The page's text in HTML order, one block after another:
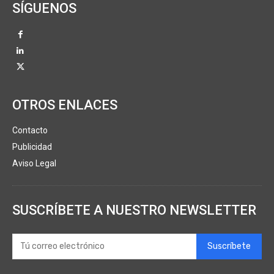
SÍGUENOS
OTROS ENLACES
Contacto
Publicidad
Aviso Legal
SUSCRÍBETE A NUESTRO NEWSLETTER
Suscríbete